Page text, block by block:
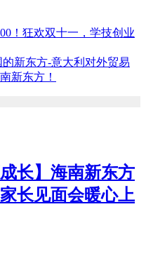
！狂欢双十一，学技创业
新东方-意大利对外贸易
新东方！
长】海南新东方
长见面会暖心上